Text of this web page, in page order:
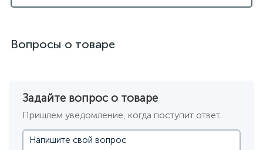
Вопросы о товаре
Задайте вопрос о товаре
Пришлем уведомление, когда поступит ответ.